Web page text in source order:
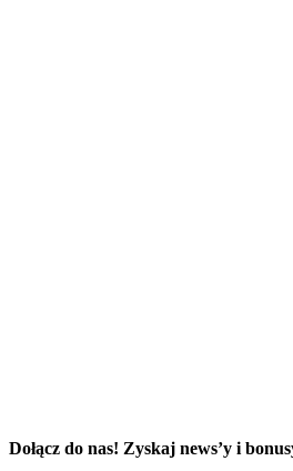
Dołącz do nas! Zyskaj news’y i